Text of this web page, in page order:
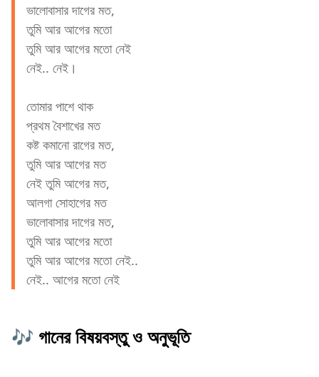
ভালোবাসার দাগের মত,
তুমি আর আগের মতো
তুমি আর আগের মতো নেই
নেই.. নেই।
তোমার পাশে থাক
প্রথম বৈশাখের মত
কষ্ট কমানো রাগের মত,
তুমি আর আগের মত
নেই তুমি আগের মত,
আলগা সোহাগের মত
ভালোবাসার দাগের মত,
তুমি আর আগের মতো
তুমি আর আগের মতো নেই..
নেই.. আগের মতো নেই
🎶 গানের বিষয়বস্তু ও অনুভূতি